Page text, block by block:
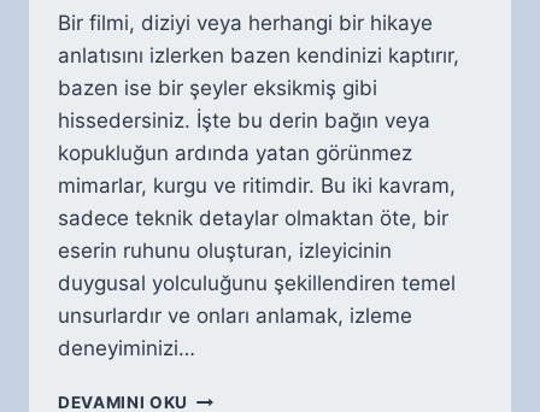
Bir filmi, diziyi veya herhangi bir hikaye
anlatısını izlerken bazen kendinizi kaptırır,
bazen ise bir şeyler eksikmiş gibi
hissedersiniz. İşte bu derin bağın veya
kopukluğun ardında yatan görünmez
mimarlar, kurgu ve ritimdir. Bu iki kavram,
sadece teknik detaylar olmaktan öte, bir
eserin ruhunu oluşturan, izleyicinin
duygusal yolculuğunu şekillendiren temel
unsurlardır ve onları anlamak, izleme
deneyiminizi…
DEVAMINI OKU KURGU